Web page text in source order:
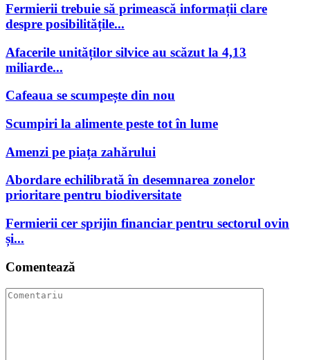
Fermierii trebuie să primească informații clare
despre posibilitățile...
Afacerile unităților silvice au scăzut la 4,13
miliarde...
Cafeaua se scumpește din nou
Scumpiri la alimente peste tot în lume
Amenzi pe piața zahărului
Abordare echilibrată în desemnarea zonelor
prioritare pentru biodiversitate
Fermierii cer sprijin financiar pentru sectorul ovin
și...
Comentează